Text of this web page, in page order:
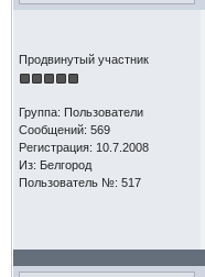
Продвинутый участник
Группа: Пользователи
Сообщений: 569
Регистрация: 10.7.2008
Из: Белгород
Пользователь №: 517